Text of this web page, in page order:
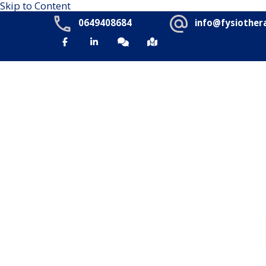
Skip to Content
0649408684